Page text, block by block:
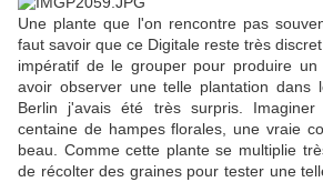
Une plante que l'on rencontre pas
faut savoir que ce Digitale reste très
impératif de le grouper pour produire
avoir observer une telle plantation dans
Berlin j'avais été très surpris.
centaine de hampes florales, une vraie
beau. Comme cette plante se multiplie
de récolter des graines pour tester une